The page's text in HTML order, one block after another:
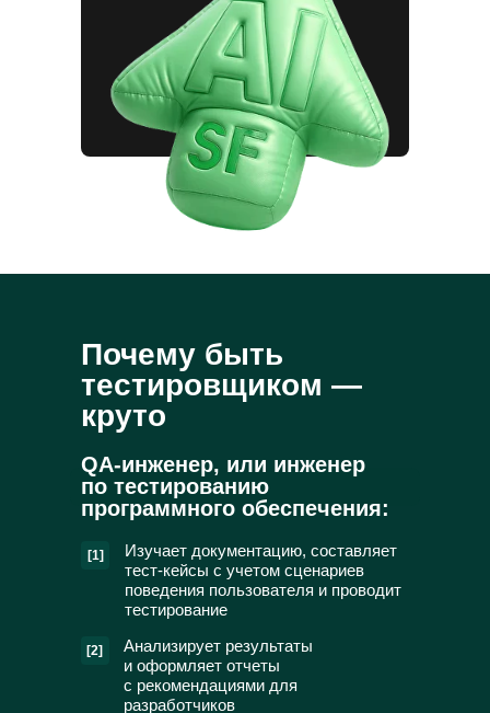
Почему быть
тестировщиком —
круто
QA-инженер, или инженер
по тестированию
программного обеспечения:
[1]
Изучает документацию, составляет
тест-кейсы с учетом сценариев
поведения пользователя и проводит
тестирование
[2]
Анализирует результаты
и оформляет отчеты
с рекомендациями для
разработчиков